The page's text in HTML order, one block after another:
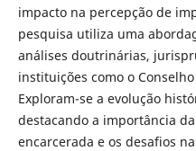
impacto na percepção de
pesquisa utiliza uma
análises doutrinárias,
instituições como o
Exploram-se a evolução
destacando a importância
encarcerada e os desafios